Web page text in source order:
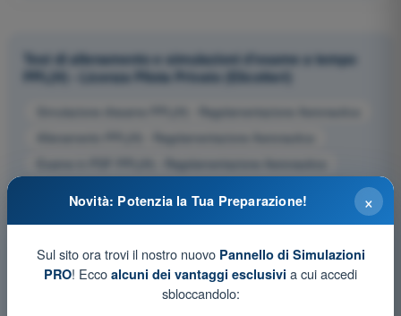
Test di allenamento e simulazioni d'esame a tempo
PPL(H) - Licenza Pilota Privato (Elicotteri)
Simulazione d'esame PPL(H) - Regolamentazione Aeronautica
Allenamento PPL(H) - Regolamentazione Aeronautica
Esame in PDF PPL(H) - Regolamentazione Aeronautica
×
Novità: Potenzia la Tua Preparazione!
Sul sito ora trovi il nostro nuovo Pannello di Simulazioni
PRO! Ecco alcuni dei vantaggi esclusivi a cui accedi
sbloccandolo: